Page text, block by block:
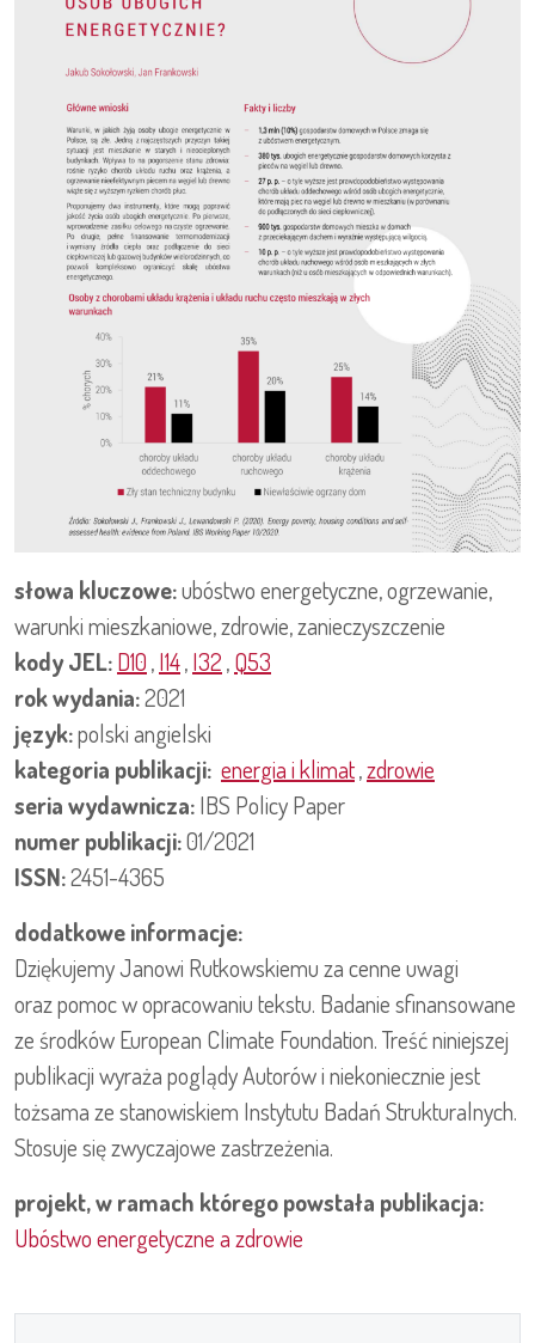
słowa kluczowe:ubóstwo energetyczne, ogrzewanie,
warunki mieszkaniowe, zdrowie, zanieczyszczenie
kody JEL:D10,I14,I32,Q53
rok wydania:2021
język:polskiangielski
kategoria publikacji: energia i klimat,zdrowie
seria wydawnicza:IBS Policy Paper
numer publikacji:01/2021
ISSN:2451-4365
dodatkowe informacje:
Dziękujemy Janowi Rutkowskiemu za cenne uwagi
oraz pomoc w opracowaniu tekstu. Badanie sfinansowane
ze środków European Climate Foundation. Treść niniejszej
publikacji wyraża poglądy Autorów i niekoniecznie jest
tożsama ze stanowiskiem Instytutu Badań Strukturalnych.
Stosuje się zwyczajowe zastrzeżenia.
projekt, w ramach którego powstała publikacja:
Ubóstwo energetyczne a zdrowie